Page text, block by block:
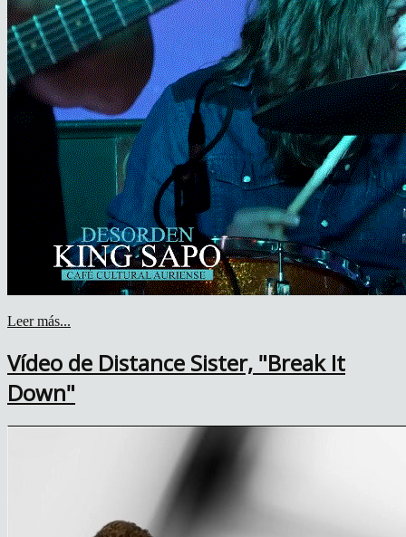
Leer más...
Vídeo de Distance Sister, "Break It
Down"